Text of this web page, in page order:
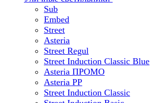
Sub
Embed
Street
Asteria
Street Regul
Street Induction Classic Blue
Asteria ПРОМО
Asteria PP
Street Induction Classic